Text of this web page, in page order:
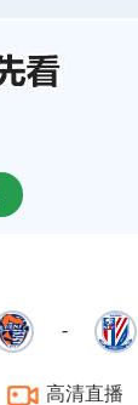
-
高清直播